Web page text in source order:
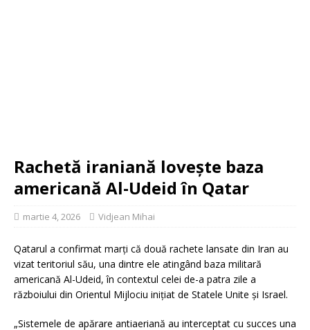
Rachetă iraniană lovește baza
americană Al-Udeid în Qatar
martie 4, 2026 Vidjean Mihai
Qatarul a confirmat marți că două rachete lansate din Iran au
vizat teritoriul său, una dintre ele atingând baza militară
americană Al-Udeid, în contextul celei de-a patra zile a
războiului din Orientul Mijlociu inițiat de Statele Unite și Israel.
„Sistemele de apărare antiaeriană au interceptat cu succes una